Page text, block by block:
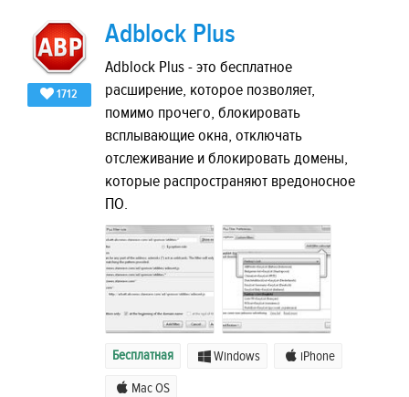
1712
Adblock Plus
Adblock Plus - это бесплатное
расширение, которое позволяет,
помимо прочего, блокировать
всплывающие окна, отключать
отслеживание и блокировать домены,
которые распространяют вредоносное
ПО.
Бесплатная Windows iPhone
Mac OS